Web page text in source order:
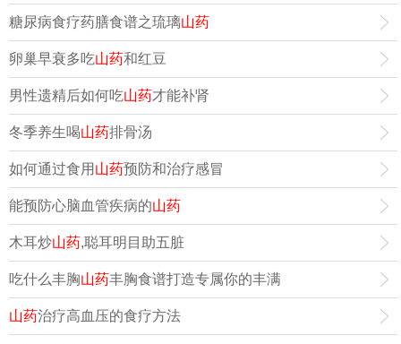
糖尿病食疗药膳食谱之琉璃山药
卵巢早衰多吃山药和红豆
男性遗精后如何吃山药才能补肾
冬季养生喝山药排骨汤
如何通过食用 山药预防和治疗感冒
能预防心脑血管疾病的山药
木耳炒山药,聪耳明目助五脏
吃什么丰胸山药丰胸食谱打造专属你的丰满
山药治疗高血压的食疗方法